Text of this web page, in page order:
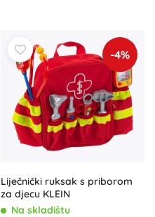
-4%
Liječnički ruksak s priborom
za djecu KLEIN
Na skladištu